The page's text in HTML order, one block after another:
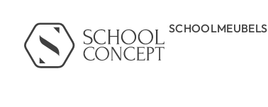
SCHOOLMEUBELS